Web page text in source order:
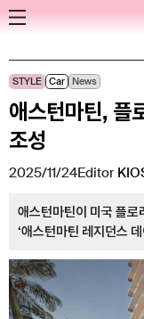
Skip
to
content
STYLE Car News
애스턴마틴, 플
조성
애스턴마틴이 미국 플로
‘애스턴마틴 레지던스
2025/11/24Editor